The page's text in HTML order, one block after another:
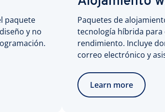
paquete
y no
Paquetes de
tecnología híbrida
rendimiento. Incluye
correo electrónico y
Learn more